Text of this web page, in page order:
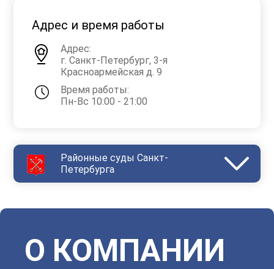
Адрес и время работы
Адрес:
г. Санкт-Петербург, 3-я
Красноармейская д. 9
Время работы:
Пн-Вс 10:00 - 21:00
Районные суды Санкт-
Петербурга
Московский
Невский Октябрьский
Петроградский
Петродворцовый
Приморский Пушкинский
Сестрорецкий
О КОМПАНИИ